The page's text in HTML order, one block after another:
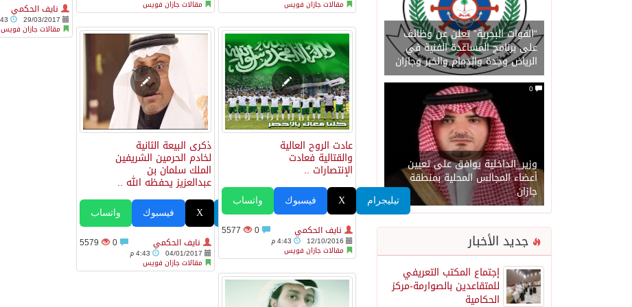
“القوات البحرية” تعلن عن وظائف
على برنامج المساعدة الفنية في
الرياض وجدة والدمام والخبر وجازان
وزير_الداخلية يوافق على تعيين
أعضاء المجالس المحلية بمنطقة
جازان
جديد الأخبار
إجتماع المكتب التعريفي
للمتقاعدين بالصوارمة-مركز
الحكامية
نايف الحكمي
29/03/2017 4:43 م
مقالات جازان فويس
مقالات جازان فويس مقالات جازان فويس
ذكرى البيعة الثانية
لخادم الحرمين الشريفين
الملك سلمان بن
عبدالعزيز يحفظه الله ..
واتساب فيسبوك X تيليجرام
نايف الحكمي
04/01/2017
مقالات جازان فويس
0
5579
عادت الروح العالية
والقتالية فعادت
الإنتصارات ..
واتساب فيسبوك X تيليجرام
نايف الحكمي
12/10/2016
مقالات جازان فويس
0
5577